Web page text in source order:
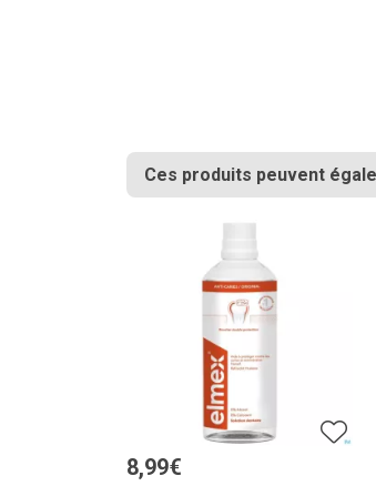
Ces produits peuvent
8,99€